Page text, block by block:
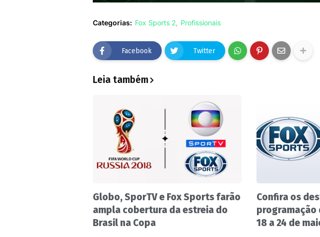
Categorias: Fox Sports 2 Profissionais
Facebook Twitter
Leia também
Globo, SporTV e Fox Sports farão
ampla cobertura da estreia do
Brasil na Copa
Confira os
programação
18 a 24 de